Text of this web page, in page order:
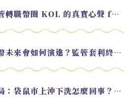
EP.219 從銀行高管轉職幣圈 KOL 的真實心聲 feat.龜大
EP.217 美元穩定幣未來會如何演進？監管套利終將收斂？feat. 研究員 余哲安
EP.213 川普大攪局：袋鼠市上沖下洗怎麼回事？feat. Alvin